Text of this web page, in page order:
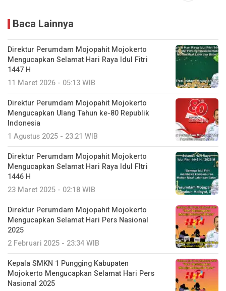
Baca Lainnya
Direktur Perumdam Mojopahit Mojokerto
Mengucapkan Selamat Hari Raya Idul Fitri
1447 H
11 Maret 2026 - 05:13 WIB
Direktur Perumdam Mojopahit Mojokerto
Mengucapkan Ulang Tahun ke-80 Republik
Indonesia
1 Agustus 2025 - 23:21 WIB
Direktur Perumdam Mojopahit Mojokerto
Mengucapkan Selamat Hari Raya Idul FItri
1446 H
23 Maret 2025 - 02:18 WIB
Direktur Perumdam Mojopahit Mojokerto
Mengucapkan Selamat Hari Pers Nasional
2025
2 Februari 2025 - 23:34 WIB
Kepala SMKN 1 Pungging Kabupaten
Mojokerto Mengucapkan Selamat Hari Pers
Nasional 2025